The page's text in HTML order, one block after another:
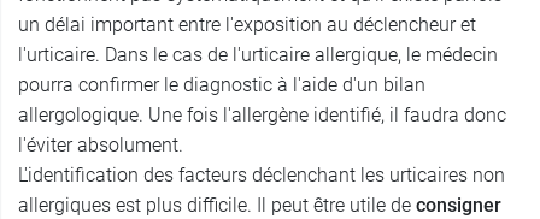
un délai important entre l'exposition au déclencheur et
l'urticaire. Dans le cas de l'urticaire allergique, le médecin
pourra confirmer le diagnostic à l'aide d'un bilan
allergologique. Une fois l'allergène identifié, il faudra donc
l'éviter absolument.
L'identification des facteurs déclenchant les urticaires non
allergiques est plus difficile. Il peut être utile de consigner